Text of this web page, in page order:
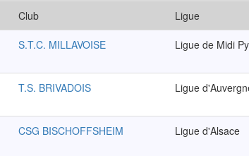
Club Ligue
S.T.C. MILLAVOISE Ligue de Midi
T.S. BRIVADOIS Ligue
CSG BISCHOFFSHEIM Ligue d'Alsace